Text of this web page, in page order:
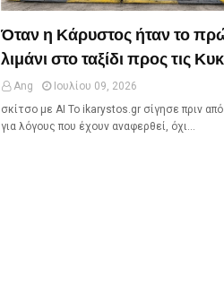
Όταν η Κάρυστος ήταν το
λιμάνι στο ταξίδι προς τις
Ang
Ιουλίου 09, 2026
σκίτσο με ΑΙ Το ikarystos.gr σίγησε πριν
για λόγους που έχουν αναφερθεί, όχι…